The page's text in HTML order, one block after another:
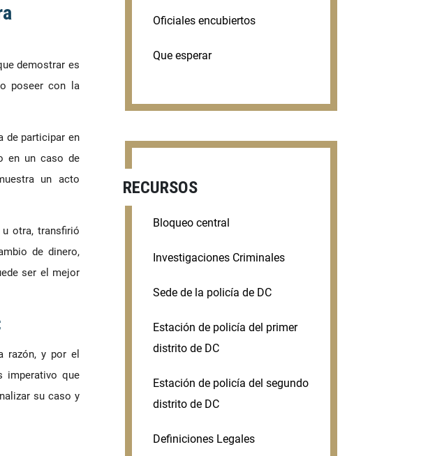
demostrar es
poseer con la
de participar en
en un caso de
un acto
otra, transfirió
de dinero,
ser el mejor
razón, y por el
imperativo que
su caso y
Oficiales encubiertos
Que esperar
RECURSOS
Bloqueo central
Investigaciones Criminales
Sede de la policía de DC
Estación de policía del primer
distrito de DC
Estación de policía del segundo
distrito de DC
Definiciones Legales